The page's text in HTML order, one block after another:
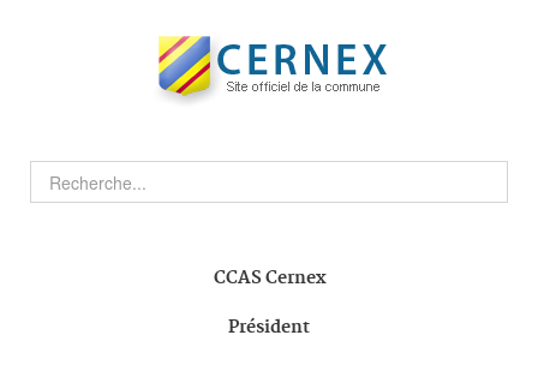
CCASCernex
Président